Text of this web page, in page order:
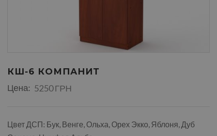
КШ-6 КОМПАНИТ
Цена: 5250 ГРН
Цвет ДСП: Бук, Венге, Ольха, Орех Экко, Яблоня, Дуб